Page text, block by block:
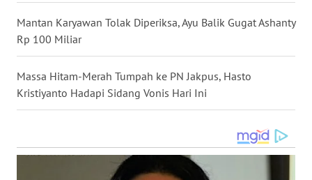
Mantan Karyawan Tolak Diperiksa, Ayu Balik Gugat Ashanty
Rp 100 Miliar
Massa Hitam-Merah Tumpah ke PN Jakpus, Hasto
Kristiyanto Hadapi Sidang Vonis Hari Ini
WN
DAIRI
WN
DANAU